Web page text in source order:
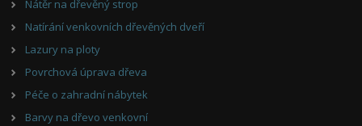
Nátěr na dřevěný strop
Natírání venkovních dřevěných dveří
Lazury na ploty
Povrchová úprava dřeva
Péče o zahradní nábytek
Barvy na dřevo venkovní